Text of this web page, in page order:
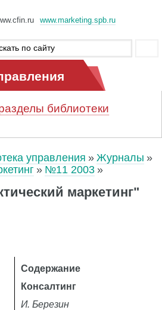
www.marketing.spb.ru
библиотеки
управления
Журналы
№11 2003
маркетинг"
Содержание
Консалтинг
И. Березин